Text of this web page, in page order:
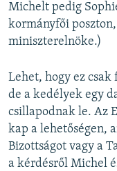
Michelt pedig
kormányfői
miniszterelnöke.)
Lehet, hogy ez
de a kedélyek egy
csillapodnak le. Az
kap a lehetőségen,
Bizottságot vagy a
a kérdésről Michel